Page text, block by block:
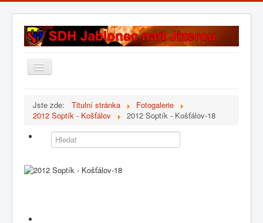
Přepnout
navigaci
Historie sboru
Složení sboru
Kontakt
Jste zde: Titulní stránka
Fotogalerie
2012 Soptík - Košťálov
2012 Soptík - Košťálov-18